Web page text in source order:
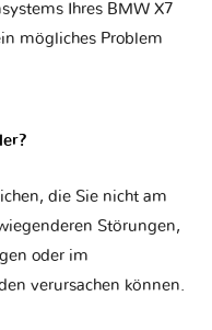
Ihres BMW X7
mögliches Problem
die Sie nicht am
Störungen,
oder im
verursachen können.